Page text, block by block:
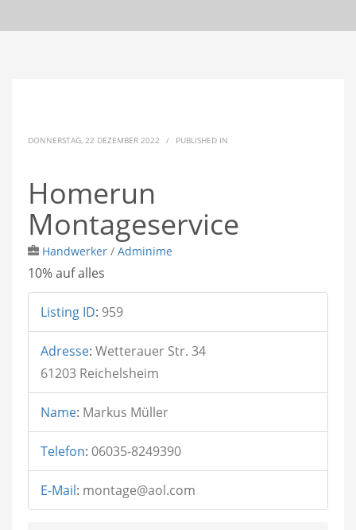
DONNERSTAG, 22 DEZEMBER 2022 / PUBLISHED IN
Homerun
Montageservice
Handwerker / Adminime
10% auf alles
Listing ID: 959
Adresse: Wetterauer Str. 34
61203 Reichelsheim
Name: Markus Müller
Telefon: 06035-8249390
E-Mail: montage@aol.com